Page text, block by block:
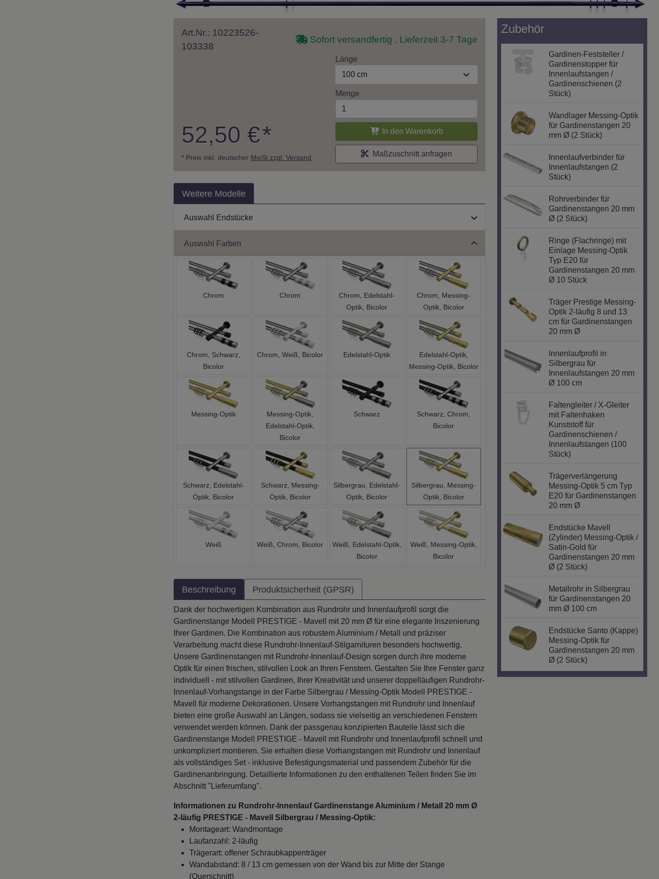
Art.Nr.: 10223526-
103338
Sofort versandfertig , Lieferzeit 3-7 Tage
52,50 €*
* Preis inkl. deutscher MwSt zzgl. Versand
Länge
100 cm
Menge
In den Warenkorb
Maßzuschnitt anfragen
Weitere Modelle
Auswahl Endstücke
Auswahl Farben
Chrom Chrom
Chrom, Edelstahl-
Optik, Bicolor
Chrom, Messing-
Optik, Bicolor
Chrom, Schwarz,
Bicolor
Chrom, Weiß, Bicolor Edelstahl-Optik
Edelstahl-Optik,
Messing-Optik, Bicolor
Messing-Optik
Messing-Optik,
Edelstahl-Optik,
Bicolor
Schwarz
Schwarz, Chrom,
Bicolor
Schwarz, Edelstahl-
Optik, Bicolor
Schwarz, Messing-
Optik, Bicolor
Silbergrau, Edelstahl-
Optik, Bicolor
Silbergrau, Messing-
Optik, Bicolor
Weiß Weiß, Chrom, Bicolor
Weiß, Edelstahl-Optik,
Bicolor
Weiß, Messing-Optik,
Bicolor
Beschreibung Produktsicherheit (GPSR)
Dank der hochwertigen Kombination aus Rundrohr und Innenlaufprofil sorgt die
Gardinenstange Modell PRESTIGE - Mavell mit 20 mm Ø für eine elegante Inszenierung
Ihrer Gardinen. Die Kombination aus robustem Aluminium / Metall und präziser
Verarbeitung macht diese Rundrohr-Innenlauf-Stilgarnituren besonders hochwertig.
Unsere Gardinenstangen mit Rundrohr-Innenlauf-Design sorgen durch ihre moderne
Optik für einen frischen, stilvollen Look an Ihren Fenstern. Gestalten Sie Ihre Fenster ganz
individuell - mit stilvollen Gardinen, Ihrer Kreativität und unserer doppelläufigen Rundrohr-
Innenlauf-Vorhangstange in der Farbe Silbergrau / Messing-Optik Modell PRESTIGE -
Mavell für moderne Dekorationen. Unsere Vorhangstangen mit Rundrohr und Innenlauf
bieten eine große Auswahl an Längen, sodass sie vielseitig an verschiedenen Fenstern
verwendet werden können. Dank der passgenau konzipierten Bauteile lässt sich die
Gardinenstange Modell PRESTIGE - Mavell mit Rundrohr und Innenlaufprofil schnell und
unkompliziert montieren. Sie erhalten diese Vorhangstangen mit Rundrohr und Innenlauf
als vollständiges Set - inklusive Befestigungsmaterial und passendem Zubehör für die
Gardinenanbringung. Detaillierte Informationen zu den enthaltenen Teilen finden Sie im
Abschnitt "Lieferumfang".
Informationen zu Rundrohr-Innenlauf Gardinenstange Aluminium / Metall 20 mm Ø
2-läufig PRESTIGE - Mavell Silbergrau / Messing-Optik:
Montageart: Wandmontage
Laufanzahl: 2-läufig
Trägerart: offener Schraubkappenträger
Wandabstand: 8 / 13 cm gemessen von der Wand bis zur Mitte der Stange
(Querschnitt)
Zubehör
Gardinen-Feststeller /
Gardinenstopper für
Innenlaufstangen /
Gardinenschienen (2
Stück)
Wandlager Messing-Optik
für Gardinenstangen 20
mm Ø (2 Stück)
Innenlaufverbinder für
Innenlaufstangen (2
Stück)
Rohrverbinder für
Gardinenstangen 20 mm
Ø (2 Stück)
Ringe (Flachringe) mit
Einlage Messing-Optik
Typ E20 für
Gardinenstangen 20 mm
Ø 10 Stück
Träger Prestige Messing-
Optik 2-läufig 8 und 13
cm für Gardinenstangen
20 mm Ø
Innenlaufprofil in
Silbergrau für
Innenlaufstangen 20 mm
Ø 100 cm
Faltengleiter / X-Gleiter
mit Faltenhaken
Kunststoff für
Gardinenschienen /
Innenlaufstangen (100
Stück)
Trägerverlängerung
Messing-Optik 5 cm Typ
E20 für Gardinenstangen
20 mm Ø
Endstücke Mavell
(Zylinder) Messing-Optik /
Satin-Gold für
Gardinenstangen 20 mm
Ø (2 Stück)
Metallrohr in Silbergrau
für Gardinenstangen 20
mm Ø 100 cm
Endstücke Santo (Kappe)
Messing-Optik für
Gardinenstangen 20 mm
Ø (2 Stück)